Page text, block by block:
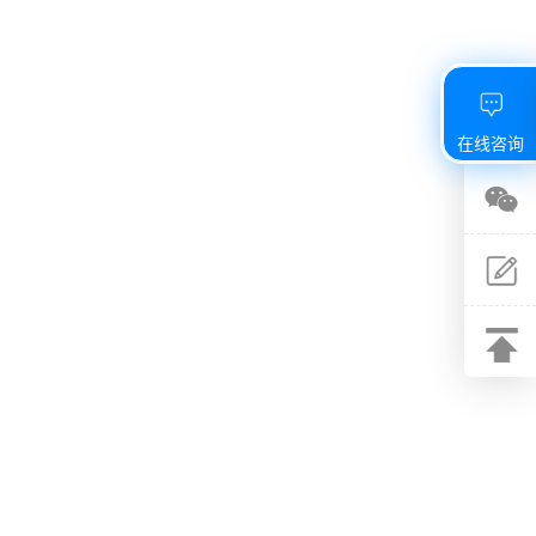
在线咨询
微信
反馈